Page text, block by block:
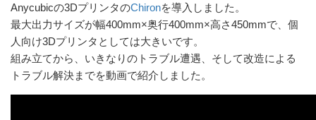
Anycubicの3DプリンタのChironを導入しました。
最大出力サイズが幅400mm×奥行400mm×高さ450mmで、個
人向け3Dプリンタとしては大きいです。
組み立てから、いきなりのトラブル遭遇、そして改造による
トラブル解決までを動画で紹介しました。